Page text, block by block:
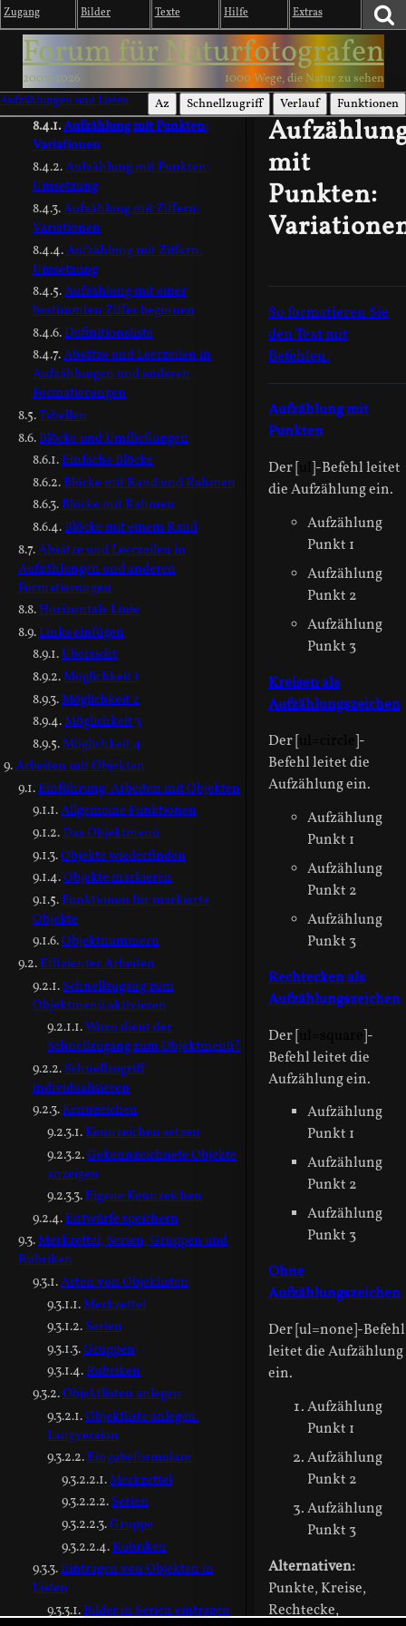
Zugang Bilder Texte Hilfe Extras
Forum für Naturfotografen
2003-2026
1000 Wege, die Natur zu sehen
Aufzählungen und Listen
Az Schnellzugriff Verlauf Funktionen
Grundlagen
Textformular: Einfache
Formatierungen
Schriftart und Schriftgröße
Aufzählungen und Listen
Aufzählung mit Punkten:
Variationen
Aufzählung mit Punkten:
Umsetzung
Aufzählung mit Ziffern:
Variationen
Aufzählung mit Ziffern:
Umsetzung
Aufzählung mit einer
bestimmten Ziffer beginnen
Definitionsliste
Absätze und Leerzeilen in
Aufzählungen und anderen
Formatierungen
Tabellen
Blöcke und Umfließungen
Einfache Blöcke
Blöcke mit Rand und Rahmen
Blöcke mit Rahmen
Blöcke mit einem Rand
Absätze und Leerzeilen in
Aufzählungen und anderen
Formatierungen
Horizontale Linie
Links einfügen
Übersicht
Möglichkeit 1
Möglichkeit 2
Möglichkeit 3
Möglichkeit 4
Arbeiten mit Objekten
Einführung: Arbeiten mit Objekten
Allgemeine Funktionen
Das Objektmenü
Objekte wiederfinden
Objekte markieren
Funktionen für markierte
Objekte
Objektnummern
Effizienter Arbeiten
Schnellzugang zum
Objektmenü aktivieren
Wozu dient der
Schnellzugang zum Objektmenü?
Schnellzugriff
individualisieren
Kennzeichen
Kennzeichen setzen
Gekennzeichnete Objekte
anzeigen
Eigene Kennzeichen
Entwürfe speichern
Merkzettel, Serien, Gruppen und
Rubriken
Arten von Objeklisten
Merkzettel
Serien
Gruppen
Rubriken
Objektlisten anlegen
Objektliste anlegen:
Langversion
Eingabeformulare
Merkzettel
Serien
Gruppe
Rubriken
Eintragen von Objekten in
Listen
Bilder in Serien eintragen
mit
Punkten:
So formatieren Sie
den Text mit
Befehlen.
Aufzählung mit
Punkten
Der [
]-Befehl leitet
die Aufzählung ein.
Aufzählung
Punkt 1
Aufzählung
Punkt 2
Aufzählung
Punkt 3
Kreisen als
Aufzählungszeichen
Der [
]-
Befehl leitet die
Aufzählung ein.
Aufzählung
Punkt 1
Aufzählung
Punkt 2
Aufzählung
Punkt 3
Rechtecken als
Aufzählungszeichen
Der [
]-
Befehl leitet die
Aufzählung ein.
Aufzählung
Punkt 1
Aufzählung
Punkt 2
Aufzählung
Punkt 3
Ohne
Aufzählungszeichen
Der [ul=none]-Befehl
leitet die Aufzählung
ein.
Aufzählung
Punkt 1
Aufzählung
Punkt 2
Aufzählung
Punkt 3
Alternativen:
Punkte, Kreise,
Rechtecke,